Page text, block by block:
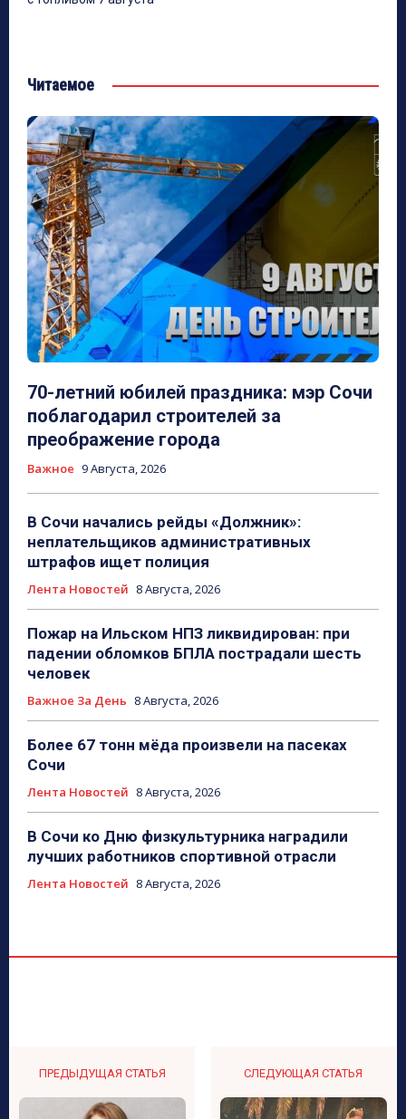
Читаемое
70-летний юбилей праздника: мэр Сочи
поблагодарил строителей за
преображение города
Важное 9 Августа, 2026
В Сочи начались рейды «Должник»:
неплательщиков административных
штрафов ищет полиция
Лента Новостей 8 Августа, 2026
Пожар на Ильском НПЗ ликвидирован: при
падении обломков БПЛА пострадали шесть
человек
Важное За День 8 Августа, 2026
Более 67 тонн мёда произвели на пасеках
Сочи
Лента Новостей 8 Августа, 2026
В Сочи ко Дню физкультурника наградили
лучших работников спортивной отрасли
Лента Новостей 8 Августа, 2026
ПРЕДЫДУЩАЯ СТАТЬЯ СЛЕДУЮЩАЯ СТАТЬЯ